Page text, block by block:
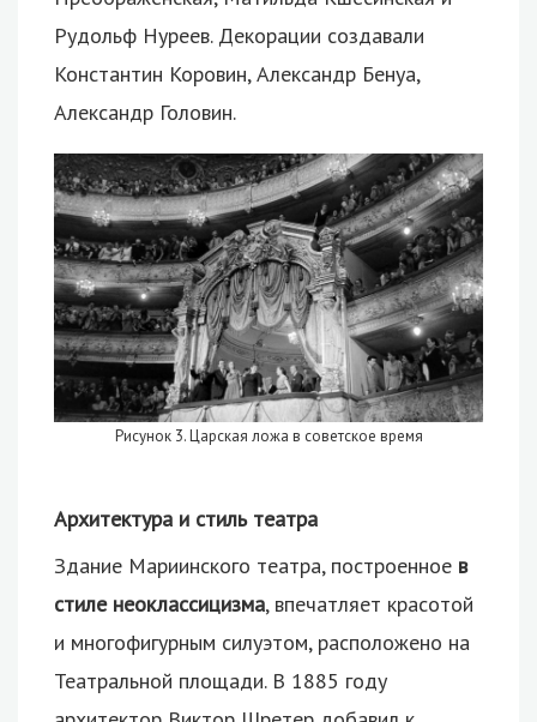
Рудольф Нуреев. Декорации создавали
Константин Коровин, Александр Бенуа,
Александр Головин.
Рисунок 3. Царская ложа в советское время
Архитектура и стиль театра
Здание Мариинского театра, построенное в
стиле неоклассицизма, впечатляет красотой
и многофигурным силуэтом, расположено на
Театральной площади. В 1885 году